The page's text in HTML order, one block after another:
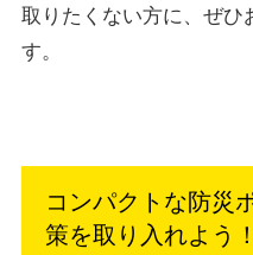
取りたくない方に、ぜひ
す。
コンパクトな防災
策を取り入れよう！